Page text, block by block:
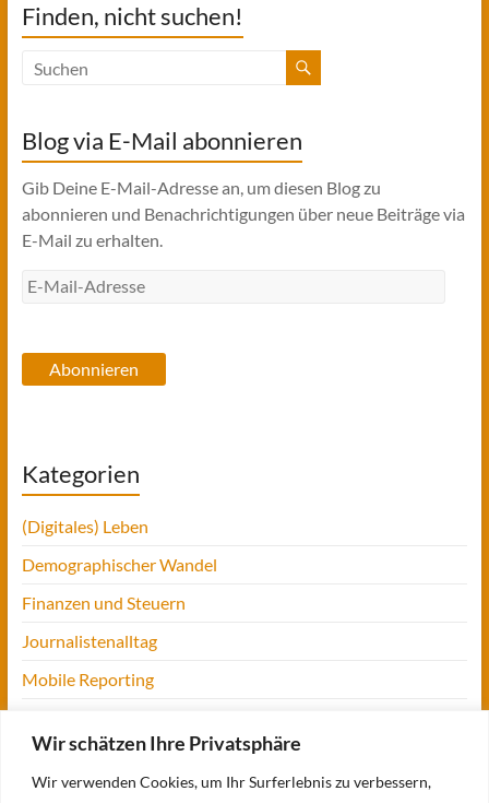
Wir schätzen Ihre Privatsphäre
Wir verwenden Cookies, um Ihr Surferlebnis zu verbessern,
Finden, nicht suchen!
Blog via E-Mail abonnieren
Gib Deine E-Mail-Adresse an, um diesen Blog zu
abonnieren und Benachrichtigungen über neue Beiträge via
E-Mail zu erhalten.
E-
Abonnieren
Kategorien
(Digitales) Leben
Demographischer Wandel
Finanzen und Steuern
Journalistenalltag
Mobile Reporting
Tansania
UofM